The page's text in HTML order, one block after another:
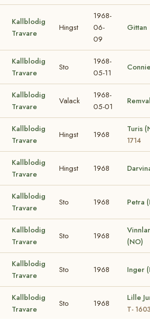
Kallblodig
Travare
Hingst
1968-
06-
09
Gittan
Kallblodig
Travare
Sto
1968-
05-11
Kallblodig
Travare
Valack
1968-
05-01
Kallblodig
Travare
Hingst 1968
Turis
1714
Kallblodig
Travare
Hingst 1968
Kallblodig
Travare
Sto 1968 Petra
Kallblodig
Travare
Sto 1968
(NO)
Kallblodig
Travare
Sto 1968 Inger
Kallblodig
Travare
Sto 1968
Lille
T-